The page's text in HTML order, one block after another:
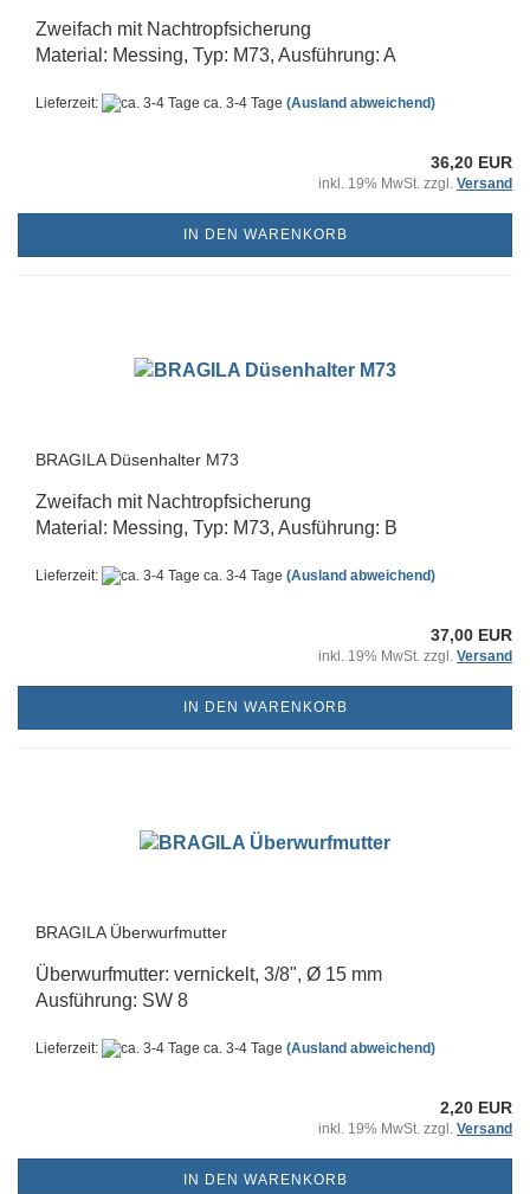
Zweifach mit Nachtropfsicherung
Material: Messing, Typ: M73, Ausführung: A
Lieferzeit: ca. 3-4 Tage (Ausland abweichend)
36,20 EUR
inkl. 19% MwSt. zzgl. Versand
IN DEN WARENKORB
BRAGILA Düsenhalter M73
Zweifach mit Nachtropfsicherung
Material: Messing, Typ: M73, Ausführung: B
Lieferzeit: ca. 3-4 Tage (Ausland abweichend)
37,00 EUR
inkl. 19% MwSt. zzgl. Versand
IN DEN WARENKORB
BRAGILA Überwurfmutter
Überwurfmutter: vernickelt, 3/8", Ø 15 mm
Ausführung: SW 8
Lieferzeit: ca. 3-4 Tage (Ausland abweichend)
2,20 EUR
inkl. 19% MwSt. zzgl. Versand
IN DEN WARENKORB